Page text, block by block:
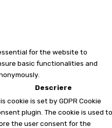
for the website to
basic functionalities and
Descriere
cookie is set by GDPR Cookie
plugin. The cookie is used to
the user consent for the